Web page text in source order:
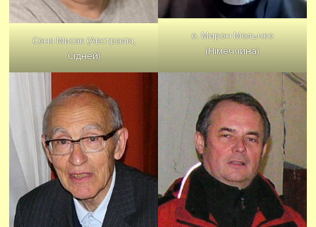
Соня Мисак (Австралія,
Сідней)
о. Мирон Мольчко
(Німеччина)